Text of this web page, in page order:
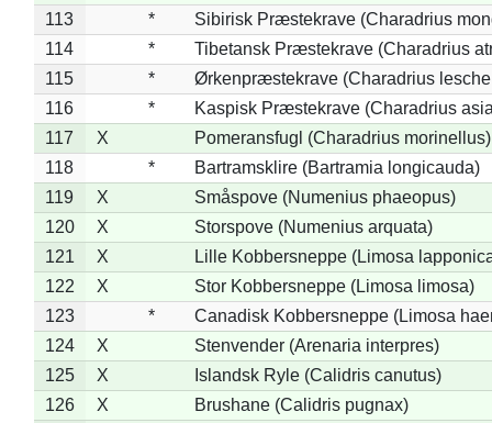
113
*
Sibirisk Præstekrave (Charadrius
114
*
Tibetansk Præstekrave (Charadrius
115
*
Ørkenpræstekrave (Charadrius
116
*
Kaspisk Præstekrave (Charadrius
117
X
Pomeransfugl (Charadrius morinellus)
118
*
Bartramsklire (Bartramia longicauda)
119
X
Småspove (Numenius phaeopus)
120
X
Storspove (Numenius arquata)
121
X
Lille Kobbersneppe (Limosa
122
X
Stor Kobbersneppe (Limosa limosa)
123
*
Canadisk Kobbersneppe (Limosa
124
X
Stenvender (Arenaria interpres)
125
X
Islandsk Ryle (Calidris canutus)
126
X
Brushane (Calidris pugnax)